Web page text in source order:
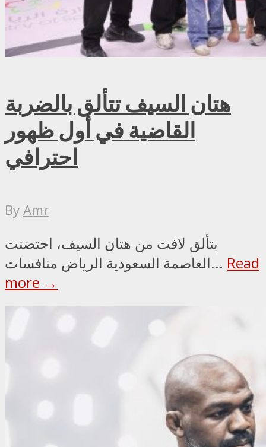
هتان السيف تتألق بالضربة
القاضية في أول ظهور
احترافي
ByAmr
بتألق لافت من هتان السيف، احتضنت
العاصمة السعودية الرياض منافسات... Read
more →